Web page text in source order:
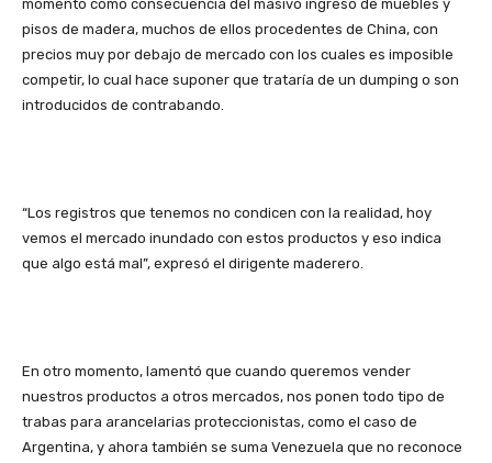
momento como consecuencia del masivo ingreso de muebles y
pisos de madera, muchos de ellos procedentes de China, con
precios muy por debajo de mercado con los cuales es imposible
competir, lo cual hace suponer que trataría de un dumping o son
introducidos de contrabando.
“Los registros que tenemos no condicen con la realidad, hoy
vemos el mercado inundado con estos productos y eso indica
que algo está mal”, expresó el dirigente maderero.
En otro momento, lamentó que cuando queremos vender
nuestros productos a otros mercados, nos ponen todo tipo de
trabas para arancelarias proteccionistas, como el caso de
Argentina, y ahora también se suma Venezuela que no reconoce